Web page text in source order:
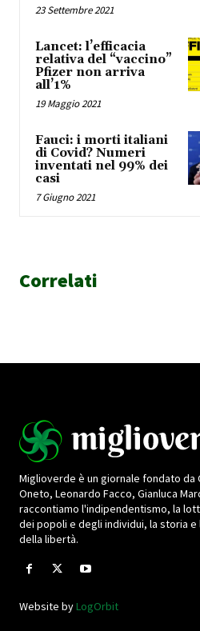
23 Settembre 2021
Lancet: l’efficacia
relativa del “vaccino”
Pfizer non arriva
all’1%
19 Maggio 2021
Fauci: i morti italiani
di Covid? Numeri
inventati nel 99% dei
casi
7 Giugno 2021
Correlati
Miglioverde è un giornale fondato da
Oneto, Leonardo Facco, Gianluca
raccontiamo l'indipendentismo, la
dei popoli e degli individui, la storia e
della libertà.
Website byLogOrbit